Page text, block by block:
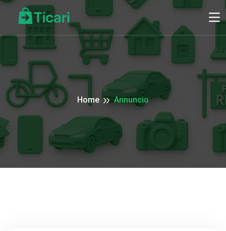
Home Annuncio